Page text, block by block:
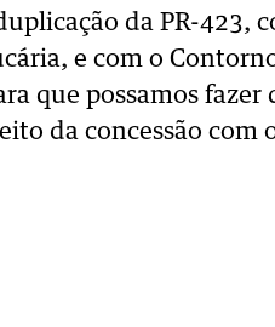
da PR-423,
e com o
que possamos fazer
da concessão com